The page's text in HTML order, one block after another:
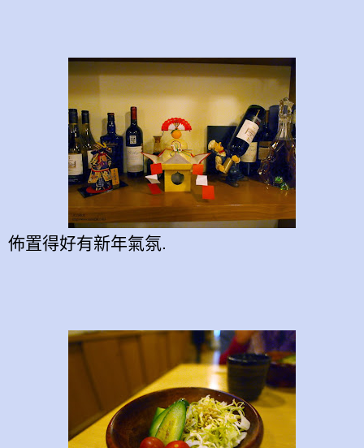
佈置得好有新年氣氛.